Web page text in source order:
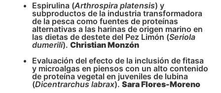
Espirulina (Arthrospira platensis) y
subproductos de la industria transformadora
de la pesca como fuentes de proteínas
alternativas a las harinas de origen marino en
las dietas de destete del Pez Limón (Seriola
dumerili). Christian Monzón
Evaluación del efecto de la inclusión de fitasa
y microalgas en piensos con un alto contenido
de proteína vegetal en juveniles de lubina
(Dicentrarchus labrax). Sara Flores-Moreno